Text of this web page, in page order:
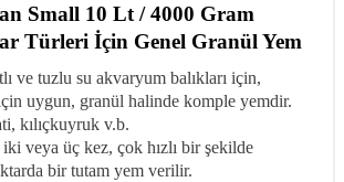
Small 10 Lt / 4000 Gram
Türleri İçin Genel Granül Yem
ve tuzlu su akvaryum balıkları için,
uygun, granül halinde komple yemdir.
kılıçkuyruk v.b.
veya üç kez, çok hızlı bir şekilde
bir tutam yem verilir.